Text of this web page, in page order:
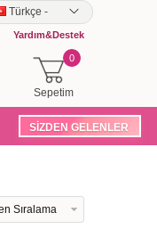
Türkçe -
Yardım&Destek
Sepetim
0
SİZDEN GELENLER